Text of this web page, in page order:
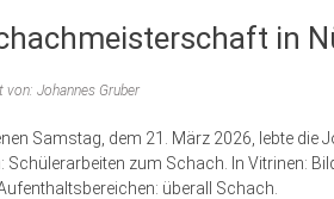
in
von: Johannes Gruber
Samstag, dem 21. März 2026, lebte die
Schülerarbeiten zum Schach. In Vitrinen:
überall Schach.